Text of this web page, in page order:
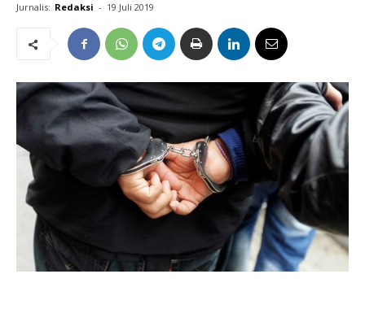
Jurnalis: Redaksi - 19 Juli 2019